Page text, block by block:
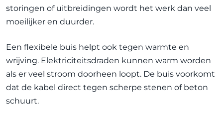
storingen of uitbreidingen wordt het werk dan veel
moeilijker en duurder.
Een flexibele buis helpt ook tegen warmte en
wrijving. Elektriciteitsdraden kunnen warm worden
als er veel stroom doorheen loopt. De buis voorkomt
dat de kabel direct tegen scherpe stenen of beton
schuurt.